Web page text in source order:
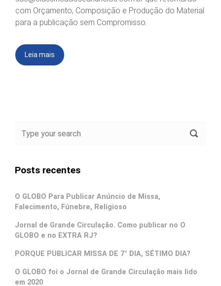
com Orçamento, Composição e Produção do Material
para a publicação sem Compromisso.
Leia mais
Posts recentes
O GLOBO Para Publicar Anúncio de Missa,
Falecimento, Fúnebre, Religioso
Jornal de Grande Circulação. Como publicar no O
GLOBO e no EXTRA RJ?
PORQUE PUBLICAR MISSA DE 7° DIA, SÉTIMO DIA?
O GLOBO foi o Jornal de Grande Circulação mais lido
em 2020